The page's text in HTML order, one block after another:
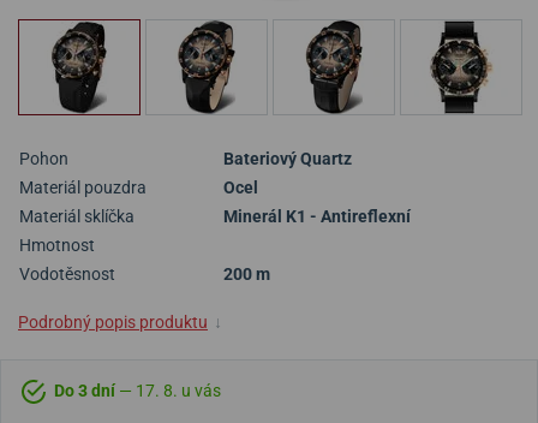
Pohon
Bateriový Quartz
Materiál pouzdra
Ocel
Materiál sklíčka
Minerál K1 - Antireflexní
Hmotnost
Vodotěsnost
200 m
Podrobný popis produktu ↓
Do 3 dní — 17. 8. u vás